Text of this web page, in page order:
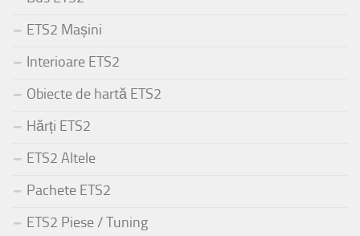
ETS2 Mașini
Interioare ETS2
Obiecte de hartă ETS2
Hărți ETS2
ETS2 Altele
Pachete ETS2
ETS2 Piese / Tuning